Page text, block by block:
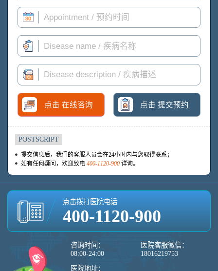
点击 在线咨询 点击 提交预约
POSTSCRIPT
提交信息后，我们的客服人员会在24小时内与您取得联系；
如有任何疑问，欢迎致电 400-1120-900 详询。
点击拨打医院电话
400-1120-900
咨询时间：
08:00-24:00
医院客服微信：
18016219753
医院地址：